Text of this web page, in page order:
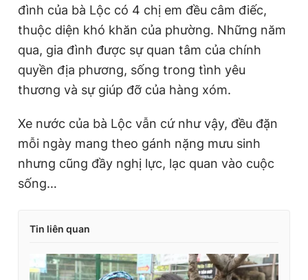
đình của bà Lộc có 4 chị em đều câm điếc,
thuộc diện khó khăn của phường. Những năm
qua, gia đình được sự quan tâm của chính
quyền địa phương, sống trong tình yêu
thương và sự giúp đỡ của hàng xóm.
Xe nước của bà Lộc vẫn cứ như vậy, đều đặn
mỗi ngày mang theo gánh nặng mưu sinh
nhưng cũng đầy nghị lực, lạc quan vào cuộc
sống…
Tin liên quan